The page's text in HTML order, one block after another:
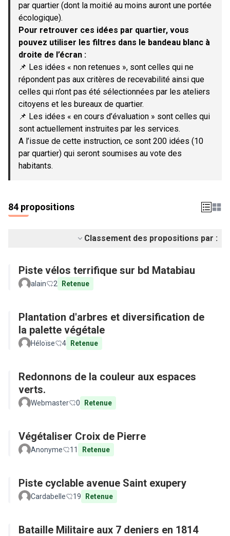
par quartier (dont la moitié au moins auront une portée
écologique).
Pour retrouver ces idées par quartier, vous
pouvez utiliser les filtres dans le bandeau blanc à
droite de l’écran :
📌 Les idées « non retenues », sont celles qui ne
répondent pas aux critères de recevabilité ainsi que
celles qui n’ont pas été sélectionnées par les ateliers
citoyens et les bureaux de quartier.
📌 Les idées « en cours d’évaluation » sont celles qui
sont actuellement instruites par les services.
A l’issue de cette instruction, ce sont 200 idées (10
par quartier) qui seront soumises au vote des
habitants.
84 propositions
Classement des propositions par :
Piste vélos terrifique sur bd Matabiau
alain 2 Retenue
Plantation d'arbres et diversification de
la palette végétale
Héloïse 4 Retenue
Redonnons de la couleur aux espaces
verts.
Webmaster 0 Retenue
Végétaliser Croix de Pierre
Anonyme 11 Retenue
Piste cyclable avenue Saint exupery
Cardabelle 19 Retenue
Bataille Militaire aux 7 deniers en 1814